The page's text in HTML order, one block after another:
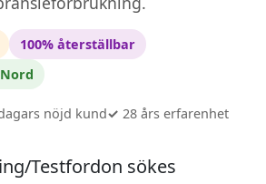
100% återställbar
nöjd kund✓ 28 års erfarenhet
Testfordon sökes